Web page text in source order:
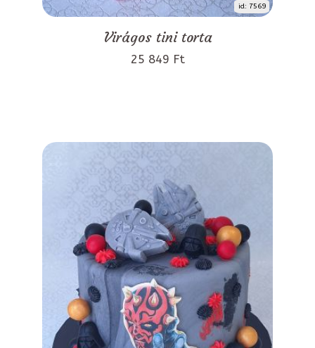
id: 7569
Virágos tini torta
25 849 Ft